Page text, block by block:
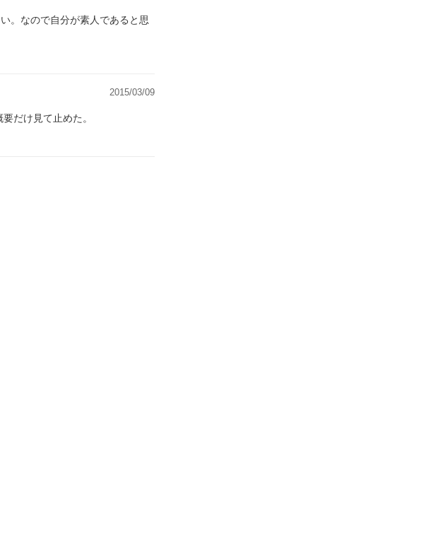
。なので自分が素人であると思
2015/03/09
だけ見て止めた。